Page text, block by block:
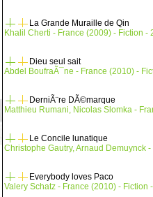
La Grande Muraille de Qin
Khalil Cherti - France (2009) - Fiction -
Dieu seul sait
Abdel BoufraÃ¯ne - France (2010) -
DerniÃ¨re DÃ©marque
Matthieu Rumani, Nicolas Slomka -
Le Concile lunatique
Christophe Gautry, Arnaud Demuynck
Everybody loves Paco
Valery Schatz - France (2010) - Fiction